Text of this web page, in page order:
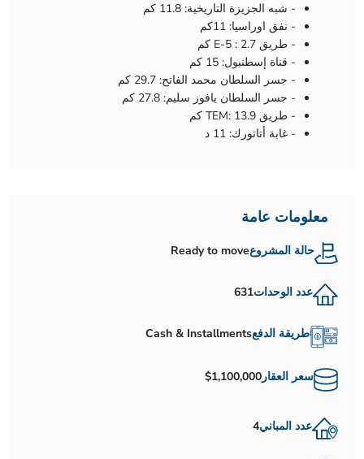
- شبه الجزيزة التاريخية: 11.8 كم
- نفق اوراسيا: 11كم
- طريق E-5 : 2.7 كم
- قناة إسطنبول: 15 كم
- جسر السلطان محمد الفاتح: 29.7 كم
- جسر السلطان يافوز سليم: 27.8 كم
- طريق TEM: 13.9 كم
- غابة أتاتورك: 11 د
معلومات عامة
حالة المشروعReady to move
عدد الوحدات631
طريقة الدفعCash & Installments
سعر العقار$1,100,000
عدد المباني4